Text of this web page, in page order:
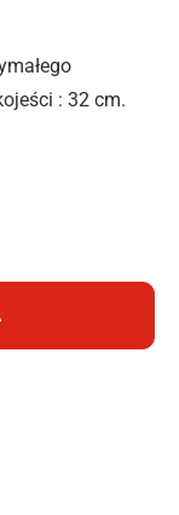
: 32 cm.